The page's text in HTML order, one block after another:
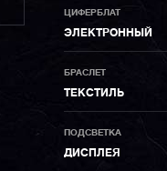
ЦИФЕРБЛАТ
ЭЛЕКТРОННЫЙ
БРАСЛЕТ
ТЕКСТИЛЬ
ПОДСВЕТКА
ДИСПЛЕЯ